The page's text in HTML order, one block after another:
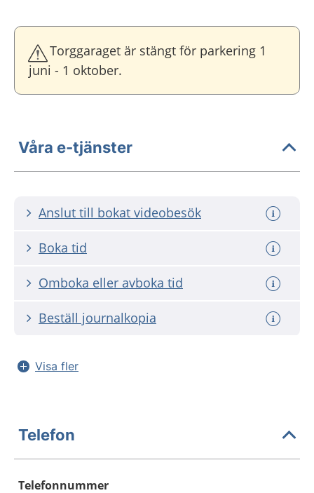
Torggaraget är stängt för parkering 1
juni - 1 oktober.
Våra e-tjänster
Anslut till bokat videobesök
Boka tid
Omboka eller avboka tid
Beställ journalkopia
Visa fler
Telefon
Telefonnummer